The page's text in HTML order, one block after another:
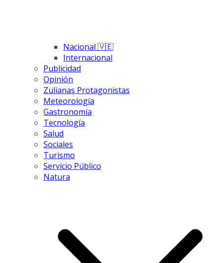
Nacional 🇻🇪
Internacional
Publicidad
Opinión
Zulianas Protagonistas
Meteorología
Gastronomía
Tecnología
Salud
Sociales
Turismo
Servicio Público
Natura